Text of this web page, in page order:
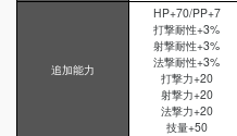
追加能力
HP+70/PP+7
打撃耐性+3%
射撃耐性+3%
法撃耐性+3%
打撃力+20
射撃力+20
法撃力+20
技量+50